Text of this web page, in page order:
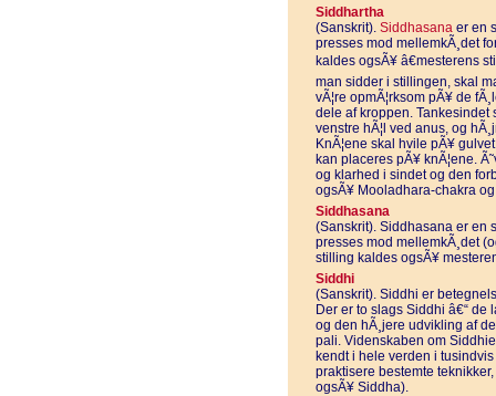
Siddhartha
(Sanskrit). Siddhasana er en
presses mod mellemkÃ¸det
kaldes ogsÃ¥ â€mesterens
man sidder i stillingen, skal
vÃ¦re opmÃ¦rksom pÃ¥ de
dele af kroppen. Tankesindet
venstre hÃ¦l ved anus, og
KnÃ¦ene skal hvile pÃ¥
kan placeres pÃ¥ knÃ¦ene.
og klarhed i sindet og den
ogsÃ¥ Mooladhara-chakra
Siddhasana
(Sanskrit). Siddhasana er en
presses mod mellemkÃ¸det
stilling kaldes ogsÃ¥
Siddhi
(Sanskrit). Siddhi er
Der er to slags Siddhi â€“ de
og den hÃ¸jere udvikling af
pali. Videnskaben om
kendt i hele verden i
praktisere bestemte
ogsÃ¥ Siddha).